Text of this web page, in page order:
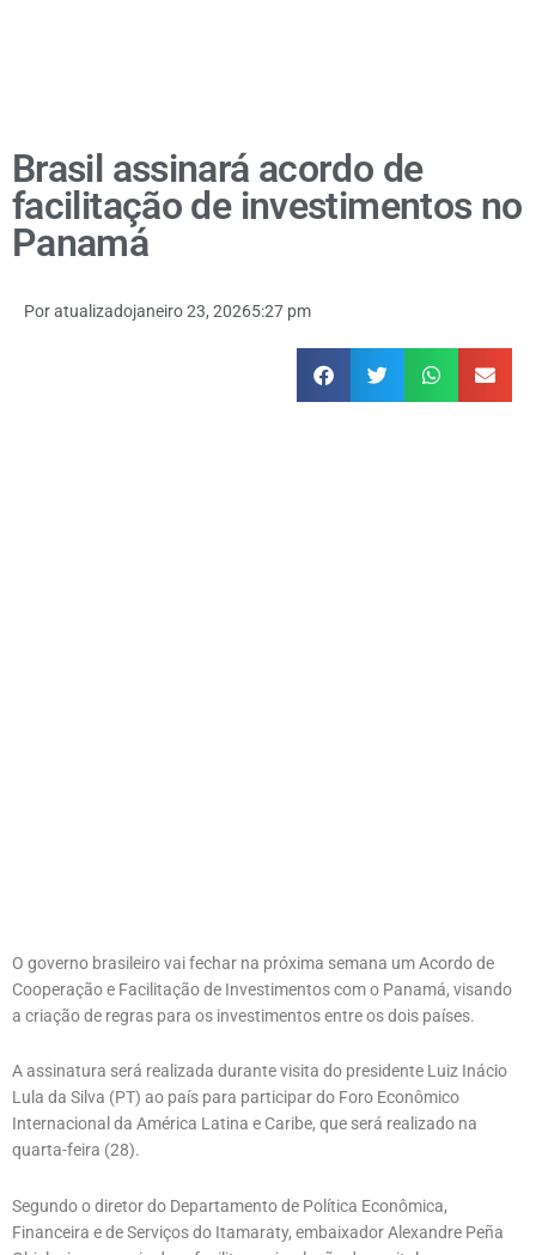
Brasil assinará acordo de
facilitação de investimentos no
Panamá
Poratualizadojaneiro 23, 20265:27 pm
O governo brasileiro vai fechar na próxima semana um Acordo de
Cooperação e Facilitação de Investimentos com o Panamá, visando
a criação de regras para os investimentos entre os dois países.
A assinatura será realizada durante visita do presidente Luiz Inácio
Lula da Silva (PT) ao país para participar do Foro Econômico
Internacional da América Latina e Caribe, que será realizado na
quarta-feira (28).
Segundo o diretor do Departamento de Política Econômica,
Financeira e de Serviços do Itamaraty, embaixador Alexandre Peña